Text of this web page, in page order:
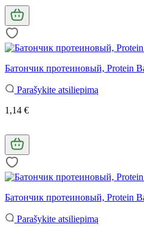
Батончик протеиновый, Protein
Parašykite atsiliepimą
1,14 €
Батончик протеиновый, Protein
Parašykite atsiliepimą